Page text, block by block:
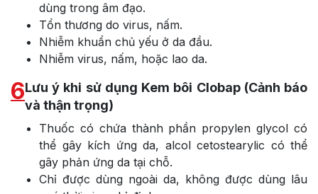
dùng trong âm đạo.
Tổn thương do virus, nấm.
Nhiễm khuẩn chủ yếu ở da đầu.
Nhiễm virus, nấm, hoặc lao da.
6Lưu ý khi sử dụng Kem bôi Clobap (Cảnh báo
và thận trọng)
Thuốc có chứa thành phần propylen glycol có
thể gây kích ứng da, alcol cetostearylic có thể
gây phản ứng da tại chỗ.
Chỉ được dùng ngoài da, không được dùng lâu